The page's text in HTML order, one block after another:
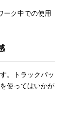
ーク中での使用
。トラックパッ
使ってはいかが